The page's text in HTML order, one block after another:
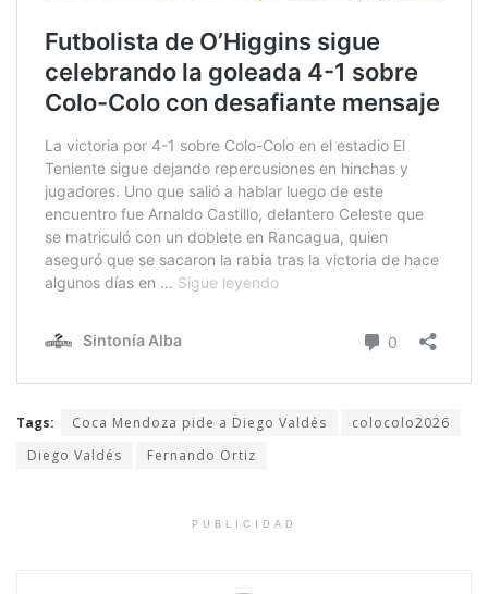
Tags: Coca Mendoza pide a Diego Valdés
colocolo2026
Diego Valdés
Fernando Ortiz
PUBLICIDAD